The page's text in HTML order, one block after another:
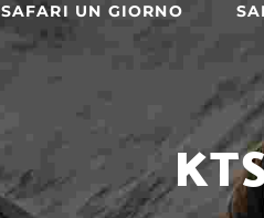
SAFARI UN GIORNO